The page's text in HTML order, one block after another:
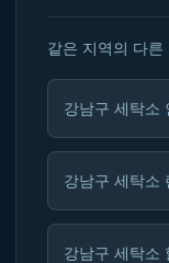
같은 지역의 다른
강남구 세탁소
강남구 세탁소
강남구 세탁소